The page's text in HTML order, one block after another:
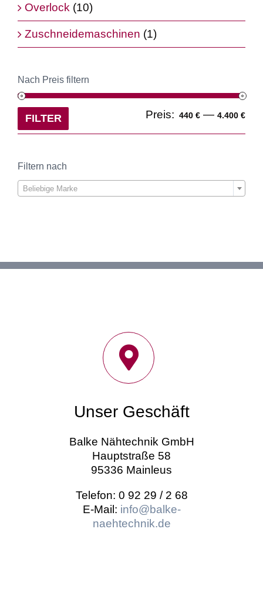
Overlock (10)
Zuschneidemaschinen (1)
Nach Preis filtern
FILTER Preis: 440 € — 4.400 €
Filtern nach
Beliebige Marke
Unser Geschäft
Balke Nähtechnik GmbH
Hauptstraße 58
95336 Mainleus
Telefon: 0 92 29 / 2 68
E-Mail: info@balke-
naehtechnik.de